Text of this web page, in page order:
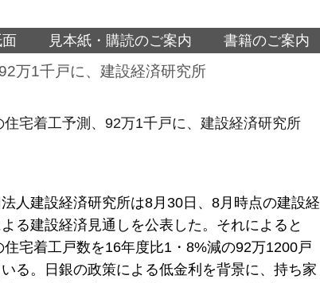
見本紙・購読のご案内 書籍のご案内
万1千戸に、建設経済研究所
住宅着工予測、92万1千戸に、建設経済研究所
人建設経済研究所は8月30日、8月時点の建設経
る建設経済見通しを公表した。それによると
住宅着工戸数を16年度比1・8%減の92万1200戸
る。日銀の政策による低金利を背景に、持ち家